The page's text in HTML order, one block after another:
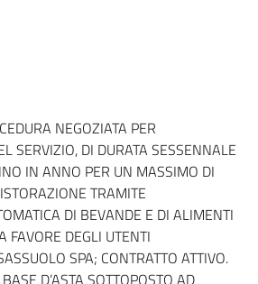
NEGOZIATA PER
SERVIZIO, DI DURATA SESSENNALE
IN ANNO PER UN MASSIMO DI
TRAMITE
DI BEVANDE E DI ALIMENTI
FAVORE DEGLI UTENTI
SPA; CONTRATTO ATTIVO.
D’ASTA SOTTOPOSTO AD